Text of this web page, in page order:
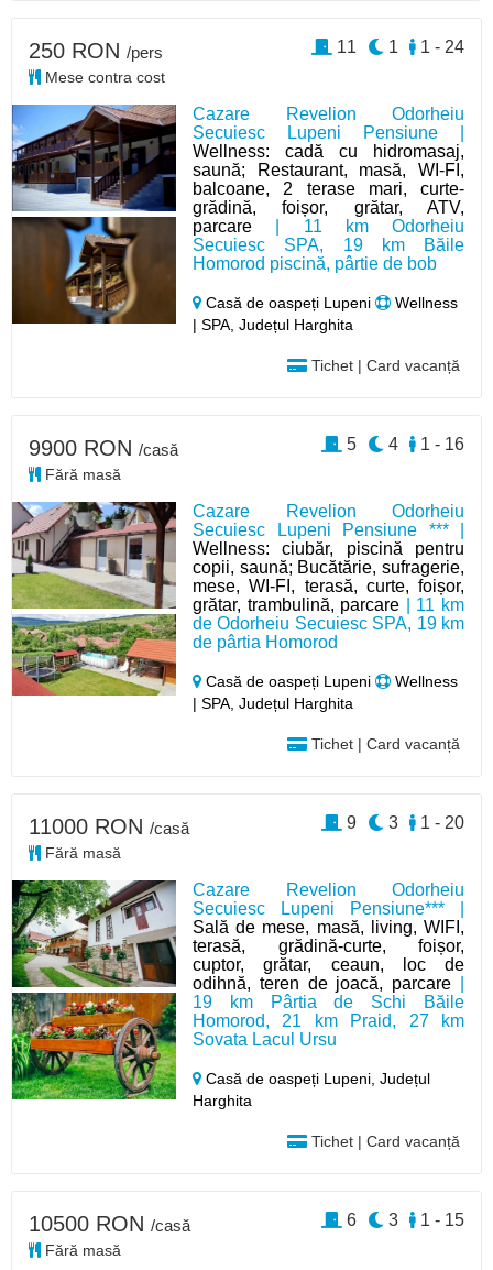
Cazare Revelion Odorheiu
Secuiesc Lupeni Pensiune |
Wellness: cadă cu hidromasaj,
saună; Restaurant, masă, WI-FI,
balcoane, 2 terase mari, curte-
grădină, foișor, grătar, ATV,
parcare | 11 km Odorheiu
Secuiesc SPA, 19 km Băile
Homorod piscină, pârtie de bob
Casă de oaspeți Lupeni
Wellness
| SPA, Județul Harghita
Tichet | Card vacanță
250 RON /pers
Mese contra cost
1 - 24
1
11
Cazare Revelion Odorheiu
Secuiesc Lupeni Pensiune *** |
Wellness: ciubăr, piscină pentru
copii, saună; Bucătărie, sufragerie,
mese, WI-FI, terasă, curte, foișor,
grătar, trambulină, parcare | 11 km
de Odorheiu Secuiesc SPA, 19 km
de pârtia Homorod
Casă de oaspeți Lupeni
Wellness
| SPA, Județul Harghita
Tichet | Card vacanță
9900 RON /casă
Fără masă
1 - 16
4
5
Cazare Revelion Odorheiu
Secuiesc Lupeni Pensiune*** |
Sală de mese, masă, living, WIFI,
terasă, grădină-curte, foișor,
cuptor, grătar, ceaun, loc de
odihnă, teren de joacă, parcare
19 km Pârtia de Schi Băile
Homorod, 21 km Praid, 27 km
Sovata Lacul Ursu
Casă de oaspeți Lupeni,Județul
Harghita
Tichet | Card vacanță
11000 RON /casă
Fără masă
1 - 20
3
9
10500 RON /casă
Fără masă
1 - 15
3
6